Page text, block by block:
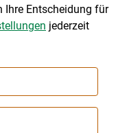
Ihre Entscheidung für
jederzeit